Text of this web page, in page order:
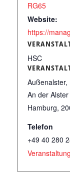
RG65
Website:
https://
Außenalster,
An der
Hamburg,
Telefon
+49 40 280
HSC